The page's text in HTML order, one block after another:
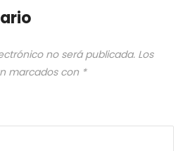
no será publicada. Los
marcados con *